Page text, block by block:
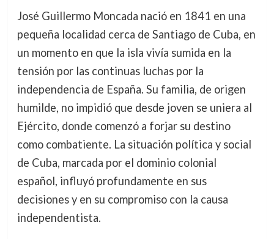
José Guillermo Moncada nació en 1841 en una
pequeña localidad cerca de Santiago de Cuba, en
un momento en que la isla vivía sumida en la
tensión por las continuas luchas por la
independencia de España. Su familia, de origen
humilde, no impidió que desde joven se uniera al
Ejército, donde comenzó a forjar su destino
como combatiente. La situación política y social
de Cuba, marcada por el dominio colonial
español, influyó profundamente en sus
decisiones y en su compromiso con la causa
independentista.